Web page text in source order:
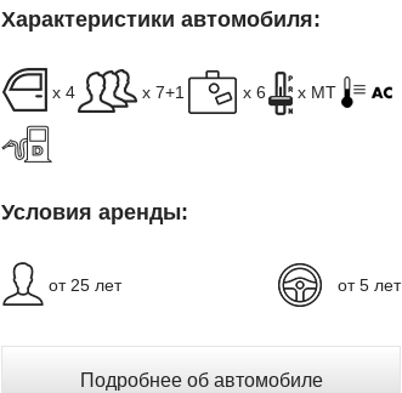
Характеристики автомобиля:
x 4 x 7+1 x 6 x MT
Условия аренды:
от 25 лет от 5 лет
Подробнее об автомобиле